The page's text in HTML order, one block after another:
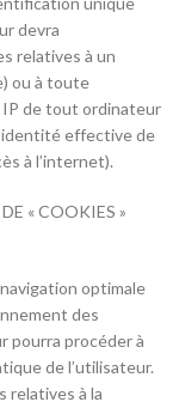
devra
relatives à un
ou à toute
IP de tout ordinateur
effective de
à l’internet).
« COOKIES »
optimale
des
pourra procéder à
de l’utilisateur.
relatives à la